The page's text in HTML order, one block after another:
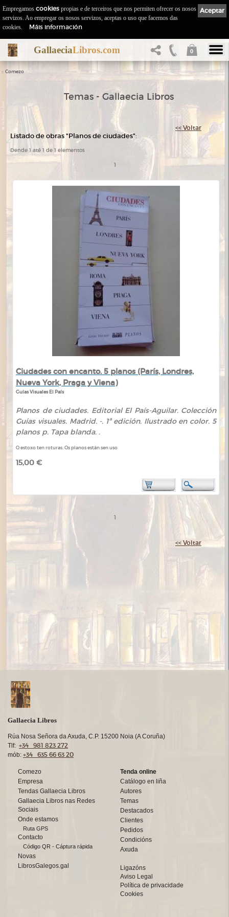
GallaeciaLibros.com 0
:: Comezo
Temas - Gallaecia Libros
<< Voltar
Listado de obras "Planos de ciudades":
Dende 1 até 1 de 1 elementos
1
Ciudades con encanto. 5 planos (París, Londres,
Nueva York, Praga y Viena)
Guías Visuales El País
Planos de ciudades. Editorial El País-Aguilar. Colección
Guías visuales. Madrid. -. 1ª edición. Ilustrado en color. 5
planos p. Tapa blanda. .
O estoxo ten roturas. Os planos están sen uso
15,00 €
1
<< Voltar
Gallaecia Libros
Rúa Nosa Señora da Axuda, C.P. 15200 Noia (A Coruña)
Tlf: +34 981 823 272
mób: +34 635 66 63 20
Comezo
Empresa
Tendas Gallaecia Libros
Gallaecia Libros nas Redes
Sociais
Onde estamos
Ruta GPS
Contacto
Código QR - Cáptura rápida
Novas
LibrosGalegos.gal
Tenda online
Catálogo en liña
Autores
Temas
Destacados
Clientes
Pedidos
Condicións
Axuda
Ligazóns
Aviso Legal
Política de privacidade
Cookies
Aceptar
Empregamos cookies propias e de terceiros que nos permiten ofrecer os nosos
servizos. Ao empregar os nosos servizos, aceptas o uso que facemos das
cookies.
Máis información